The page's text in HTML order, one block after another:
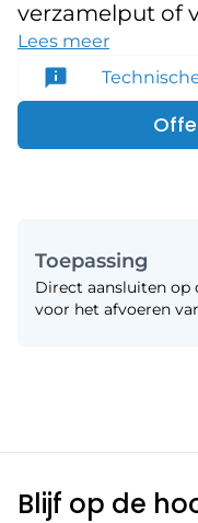
verzamelput of
Lees meer
Toepassing
Direct aansluiten op
voor het afvoeren
Blijf op de